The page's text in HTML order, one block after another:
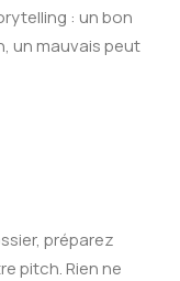
: un bon
un mauvais peut
préparez
pitch. Rien ne